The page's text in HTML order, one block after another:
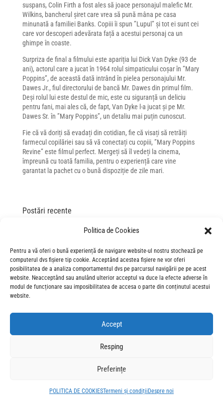
Politica de Cookies
Pentru a vă oferi o bună experiență de navigare website-ul nostru stochează pe
computerul dvs fișiere tip cookie. Acceptând acestea fișiere ne vor oferi
posibilitatea de a analiza comportamentul dvs pe parcursul navigării pe pe acest
website. Neacceptând sau anulând ulterior acceptul va duce la efecte adverse în
modul de funcționare sau imposibilitatea de accesa o parte din conținutul acestui
website.
Accept
Resping
Preferințe
POLITICA DE COOKIESTermeni și condiții Despre noi
suspans, Colin Firth a fost ales să joace personajul malefic Mr.
Wilkins, bancherul șiret care vrea să pună mâna pe casa
minunată a familiei Banks. Copiii îi spun ”Lupul” și tot ei sunt cei
care vor descoperi adevărata față a acestui personaj ca un
ghimpe în coaste.
Surpriza de final a filmului este apariția lui Dick Van Dyke (93 de
ani), actorul care a jucat în 1964 rolul simpaticului coșar în ”Mary
Poppins”, de această dată intrând în pielea personajului Mr.
Dawes Jr., fiul directorului de bancă Mr. Dawes din primul film.
Deși rolul lui este destul de mic, este cu siguranță un deliciu
pentru fani, mai ales că, de fapt, Van Dyke l-a jucat și pe Mr.
Dawes Sr. în ”Mary Poppins”, un detaliu mai puțin cunoscut.
Fie că vă doriți să evadați din cotidian, fie că visați să retrăiți
farmecul copilăriei sau să vă conectați cu copiii, ”Mary Poppins
Revine” este filmul perfect. Mergeți să îl vedeți la cinema,
împreună cu toată familia, pentru o experiență care vine
garantat la pachet cu o bună dispoziție de zile mari.
Postări recente
„Spre infinit și dincolo de el!” – gala de lansare Povestea
„This is the way”: gala de lansare în România a filmului „The
Mandalorian and Grogu”
“The Mandalorian and Grogu”: asta e calea… către
cinematografe!
© 2026 CineForum Romania